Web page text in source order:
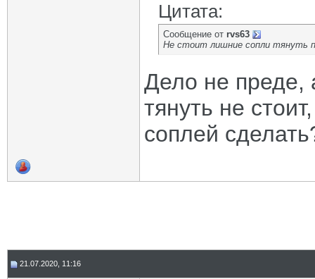
Цитата:
Сообщение от rvs63
Не стоит лишние сопли тянуть
Дело не преде,
тянуть не
соплей
21.07.2020, 11:16